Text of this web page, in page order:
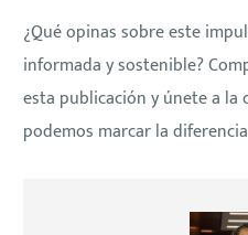
¿Qué opinas sobre este
informada y sostenible?
esta publicación y únete a la
podemos marcar la